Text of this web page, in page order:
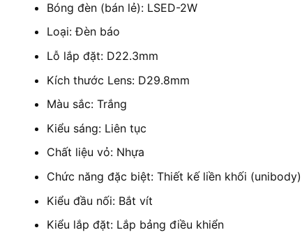
Bóng đèn (bán lẻ): LSED-2W
Loại: Đèn báo
Lỗ lắp đặt: D22.3mm
Kích thước Lens: D29.8mm
Màu sắc: Trắng
Kiểu sáng: Liên tục
Chất liệu vỏ: Nhựa
Chức năng đặc biệt: Thiết kế liền khối (unibody)
Kiểu đầu nối: Bắt vít
Kiểu lắp đặt: Lắp bảng điều khiển